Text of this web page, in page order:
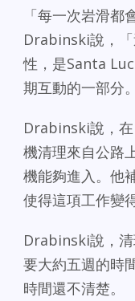
「每一次岩滑都
Drabinski說，
性，是Santa
期互動的一部分
Drabinski說，
機清理來自公路
機能夠進入。他
使得這項工作變
Drabinski說，
要大約五週的時
時間還不清楚。